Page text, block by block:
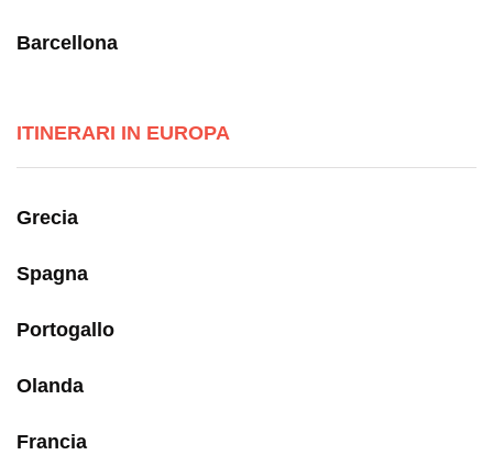
Barcellona
ITINERARI IN EUROPA
Grecia
Spagna
Portogallo
Olanda
Francia